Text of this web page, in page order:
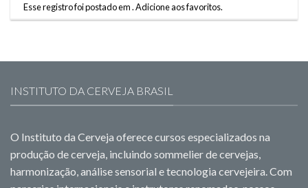
Esse registro foi postado em .Adicione aos favoritos.
INSTITUTO DA CERVEJA BRASIL
O Instituto da Cerveja oferece cursos especializados na
produção de cerveja, incluindo sommelier de cervejas,
harmonização, análise sensorial e tecnologia cervejeira. Com